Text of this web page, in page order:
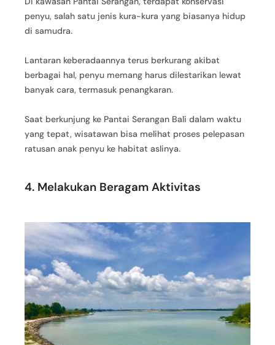
penyu, salah satu jenis kura-kura yang biasanya hidup
di samudra.
Lantaran keberadaannya terus berkurang akibat
berbagai hal, penyu memang harus dilestarikan lewat
banyak cara, termasuk penangkaran.
Saat berkunjung ke Pantai Serangan Bali dalam waktu
yang tepat, wisatawan bisa melihat proses pelepasan
ratusan anak penyu ke habitat aslinya.
4. Melakukan Beragam Aktivitas